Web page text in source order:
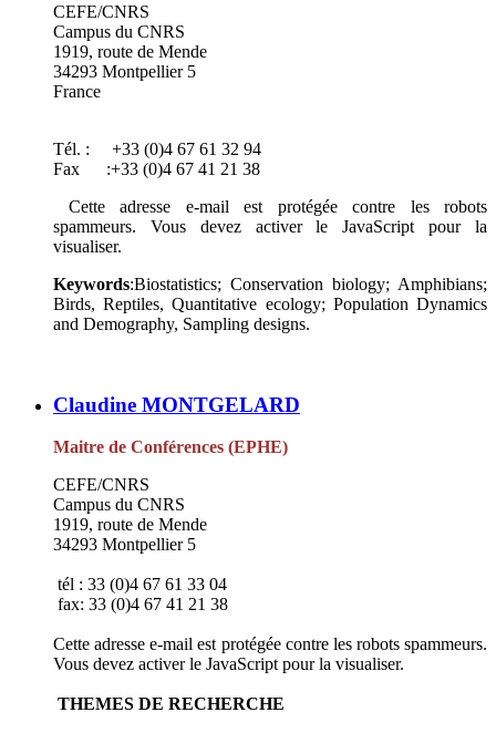
CEFE/CNRS
Campus du CNRS
1919, route de Mende
34293 Montpellier 5
France
Tél. : +33 (0)4 67 61 32 94
Fax :+33 (0)4 67 41 21 38
Cette adresse e-mail est protégée contre les robots
spammeurs. Vous devez activer le JavaScript pour la
visualiser.
Keywords:Biostatistics; Conservation biology; Amphibians;
Birds, Reptiles, Quantitative ecology; Population Dynamics
and Demography, Sampling designs.
Claudine MONTGELARD
Maitre de Conférences (EPHE)
CEFE/CNRS
Campus du CNRS
1919, route de Mende
34293 Montpellier 5
tél : 33 (0)4 67 61 33 04
fax: 33 (0)4 67 41 21 38
Cette adresse e-mail est protégée contre les robots spammeurs.
Vous devez activer le JavaScript pour la visualiser.
THEMES DE RECHERCHE